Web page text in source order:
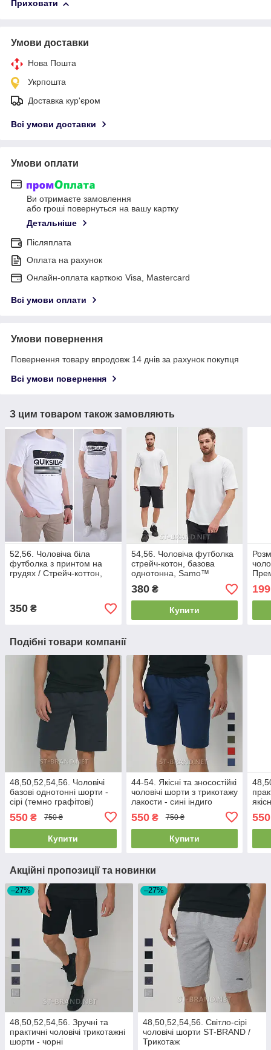
Приховати
Умови доставки
Нова Пошта
Укрпошта
Доставка кур'єром
Всі умови доставки
Умови оплати
Ви отримаєте замовлення
або гроші повернуться на вашу картку
Детальніше
Післяплата
Оплата на рахунок
Онлайн-оплата карткою Visa, Mastercard
Всі умови оплати
Умови повернення
Повернення товару впродовж 14 днів за рахунок покупця
Всі умови повернення
З цим товаром також замовляють
52,56. Чоловіча біла
футболка з принтом на
грудях / Стрейч-коттон,
350 ₴
54,56. Чоловіча футболка
стрейч-котон, базова
однотонна, Samo™
Узбекистан - біла
380₴
Купити
199
Подібні товари компанії
48,50,52,54,56. Чоловічі
базові однотонні шорти -
сірі (темно графітові)
550 ₴ 750 ₴
Купити
44-54. Якісні та зносостійкі
чоловічі шорти з трикотажу
лакости - сині індиго
550₴ 750 ₴
Купити
550
Акційні пропозиції та новинки
–27%
48,50,52,54,56. Зручні та
практичні чоловічі трикотажні
шорти - чорні
–27%
48,50,52,54,56. Світло-сірі
чоловічі шорти ST-BRAND /
Трикотаж